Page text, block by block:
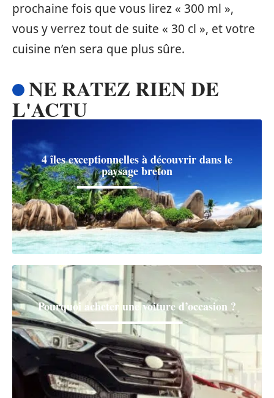
prochaine fois que vous lirez « 300 ml »,
vous y verrez tout de suite « 30 cl », et votre
cuisine n’en sera que plus sûre.
NE RATEZ RIEN DE
L'ACTU
4 îles exceptionnelles à découvrir dans le
paysage breton
Pourquoi acheter une voiture d’occasion ?